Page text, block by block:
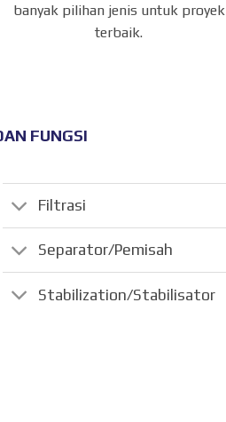
banyak pilihan jenis untuk proyek
terbaik.
FUNGSI
Filtrasi
Separator/Pemisah
Stabilization/Stabilisator